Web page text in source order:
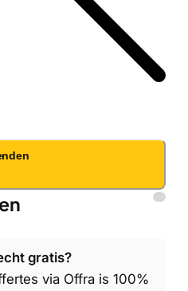
gratis?
via Offra is 100%